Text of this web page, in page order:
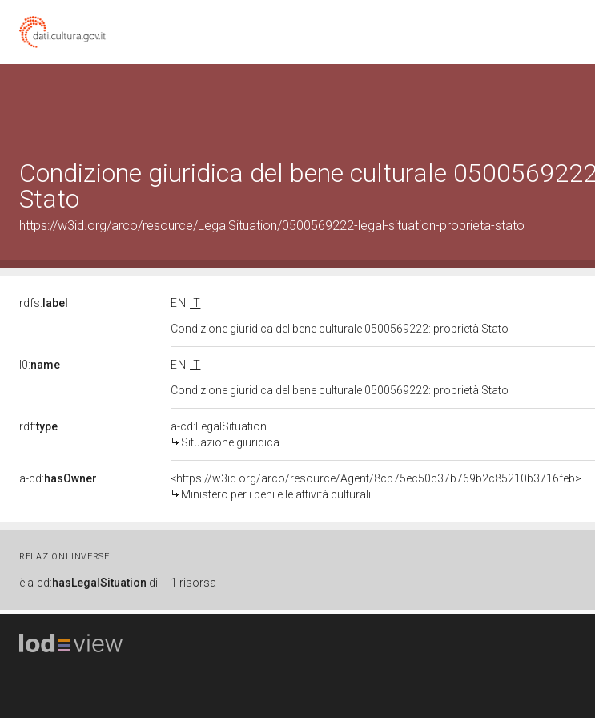
Condizione giuridica del bene culturale
Stato
https://w3id.org/arco/resource/LegalSituation/0500569222-legal-situation-proprieta-stato
rdfs: label EN
IT
Condizione giuridica del bene culturale 0500569222: proprietà Stato
l0:name EN
IT
Condizione giuridica del bene culturale 0500569222: proprietà Stato
rdf:type
a-cd:LegalSituation
Situazione giuridica
a-cd:hasOwner
<https://w3id.org/arco/resource/Agent/8cb75ec50c37b769b2c85210b3716feb>
Ministero per i beni e le attività culturali
RELAZIONI INVERSE
è a-cd:hasLegalSituation di 1 risorsa